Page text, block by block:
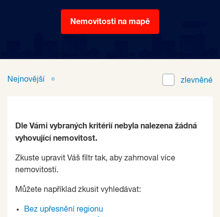
Nemovitosti na mapě
Nejnovější zlevněné
Dle Vámi vybraných kritérií nebyla nalezena žádná
vyhovující nemovitost.
Zkuste upravit Váš filtr tak, aby zahrnoval více
nemovitostí.
Můžete například zkusit vyhledávat:
Bez upřesnění regionu